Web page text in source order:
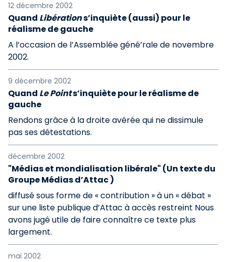
12 décembre 2002
Quand Libérations’inquiète (aussi) pour le
réalisme de gauche
A l’occasion de l’Assemblée géné’rale de novembre
2002.
9 décembre 2002
Quand Le Points’inquiète pour le réalisme de
gauche
Rendons grâce à la droite avérée qui ne dissimule
pas ses détestations.
décembre 2002
"Médias et mondialisation libérale" (Un texte du
Groupe Médias d’Attac )
diffusé sous forme de « contribution » à un « débat »
sur une liste publique d’Attac à accès restreint Nous
avons jugé utile de faire connaître ce texte plus
largement.
mai 2002